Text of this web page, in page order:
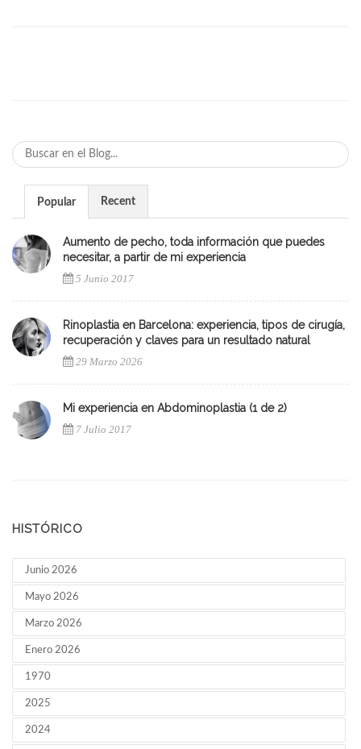
Popular Recent
Aumento de pecho, toda información que puedes
necesitar, a partir de mi experiencia
5 Junio 2017
Rinoplastia en Barcelona: experiencia, tipos de cirugía,
recuperación y claves para un resultado natural
29 Marzo 2026
Mi experiencia en Abdominoplastia (1 de 2)
7 Julio 2017
HISTÓRICO
Junio 2026
Mayo 2026
Marzo 2026
Enero 2026
1970
2025
2024